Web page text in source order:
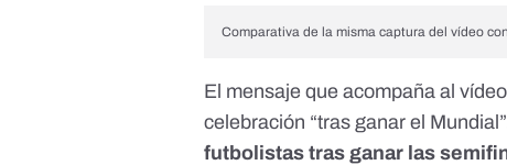
Comparativa de la misma captura del vídeo
El mensaje que acompaña al
celebración “tras ganar el
futbolistas tras ganar las